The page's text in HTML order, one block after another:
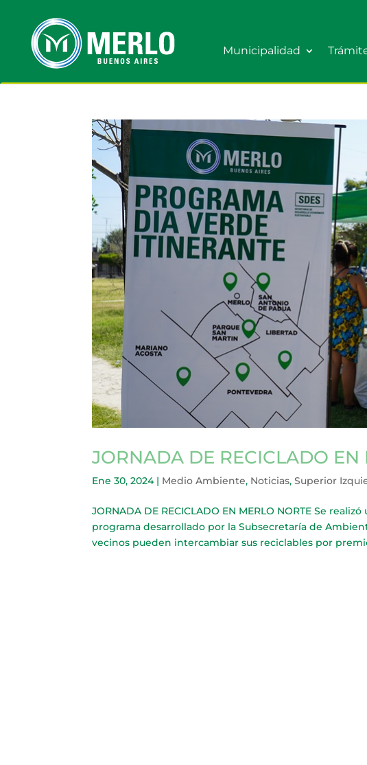
Municipalidad
JORNADA DE RECICLADO EN
Ene 30, 2024| Medio Ambiente, Noticias,Superior
JORNADA DE RECICLADO EN MERLO NORTE Se
programa desarrollado por la Subsecretaría de
vecinos pueden intercambiar sus reciclables por